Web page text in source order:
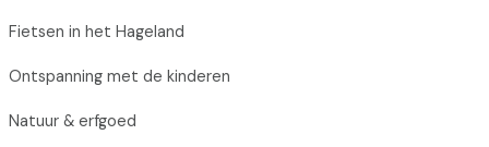
Fiet­sen in het Hage­land
Ont­span­ning met de kin­de­ren
Natuur & erf­goed